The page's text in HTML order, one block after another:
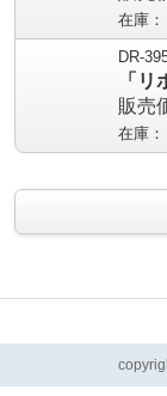
在庫：
DR-
「リ
販売
在庫：